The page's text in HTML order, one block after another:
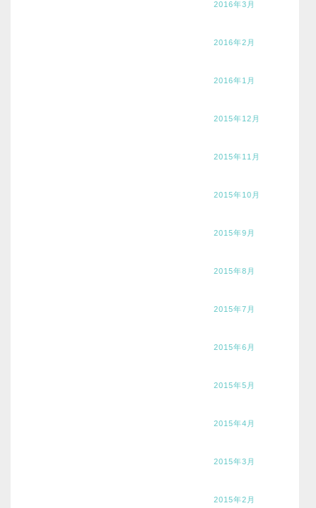
2016年3月
2016年2月
2016年1月
2015年12月
2015年11月
2015年10月
2015年9月
2015年8月
2015年7月
2015年6月
2015年5月
2015年4月
2015年3月
2015年2月